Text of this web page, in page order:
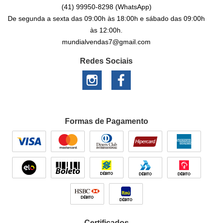
(41) 99950-8298 (WhatsApp)
De segunda a sexta das 09:00h às 18:00h e sábado das 09:00h
às 12:00h.
mundialvendas7@gmail.com
Redes Sociais
Formas de Pagamento